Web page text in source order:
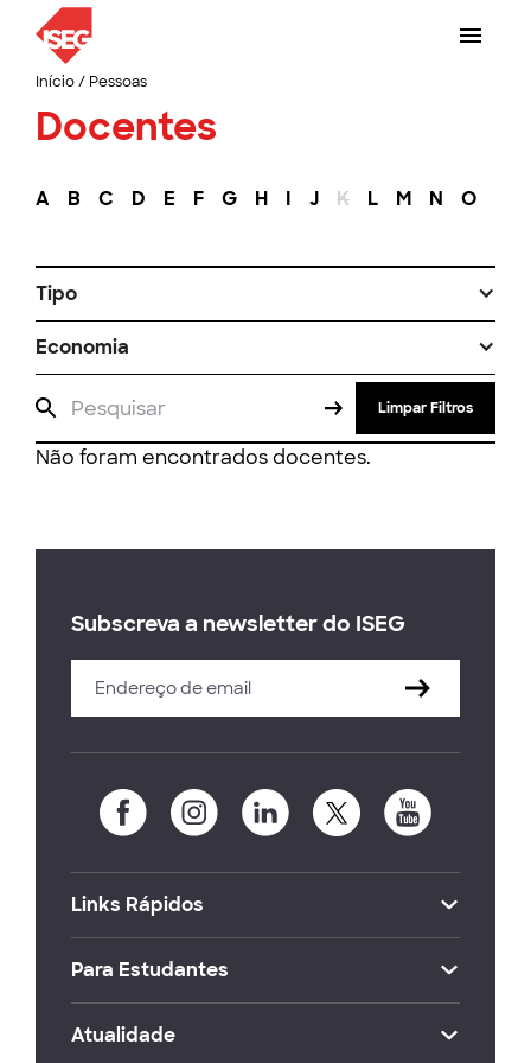
Início/ Pessoas
Docentes
A B C D E F G H I J K L M N O
Tipo
Economia
Limpar Filtros
Não foram encontrados docentes.
Subscreva a newsletter do ISEG
Links Rápidos
Para Estudantes
Atualidade